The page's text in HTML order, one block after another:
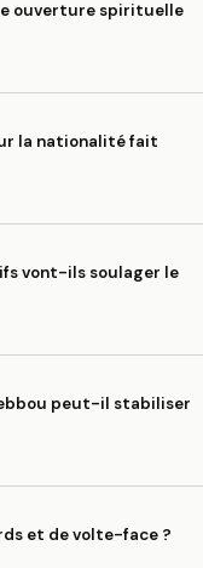
ouverture spirituelle
la nationalité fait
vont-ils soulager le
peut-il stabiliser
et de volte-face ?